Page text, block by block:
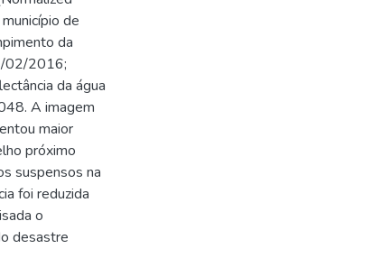
de
da
02/2016;
da água
A imagem
maior
próximo
suspensos na
foi reduzida
o
desastre